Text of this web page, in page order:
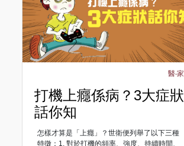
醫‧家
打機上癮係病？3大症狀
話你知
怎樣才算是「上癮」？世衛便列舉了以下三種
特徵：1. 對於打機的頻率、強度、持續時間、